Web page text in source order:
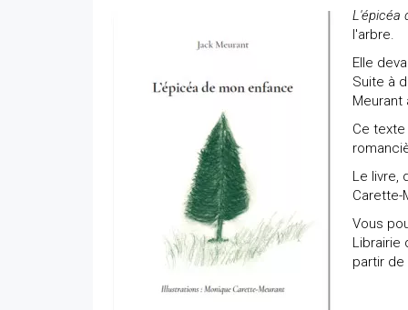
L'épicéa
l'arbre.
Elle
Suite à
Meurant
Ce
Le livre,
Carette-
Vous
Librairie
partir de